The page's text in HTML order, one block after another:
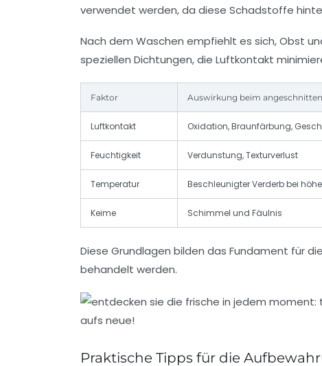
verwendet werden, da diese Schadstoffe
Nach dem Waschen empfiehlt es sich, Obst
speziellen Dichtungen, die Luftkontakt
Faktor Auswirkung beim
Luftkontakt Oxidation, Braunfärbung,
Feuchtigkeit Verdunstung, Texturverlust
Temperatur Beschleunigter Verderb bei
Keime Schimmel und Fäulnis
Diese Grundlagen bilden das Fundament für
behandelt werden.
Praktische Tipps für die